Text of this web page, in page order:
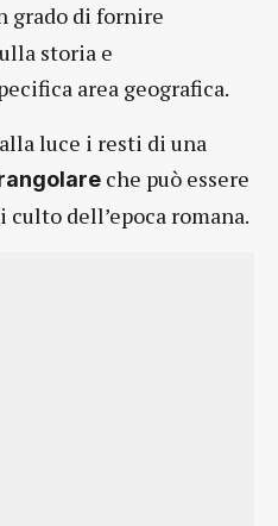
grado di fornire
storia e
area geografica.
luce i resti di una
che può essere
dell’epoca romana.